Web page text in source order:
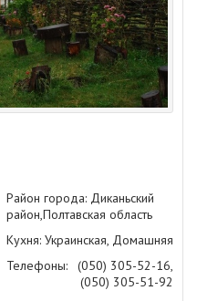
Район города: Диканьский
район,Полтавская область
Кухня: Украинская, Домашняя
Телефоны:
(050) 305-52-16,
(050) 305-51-92